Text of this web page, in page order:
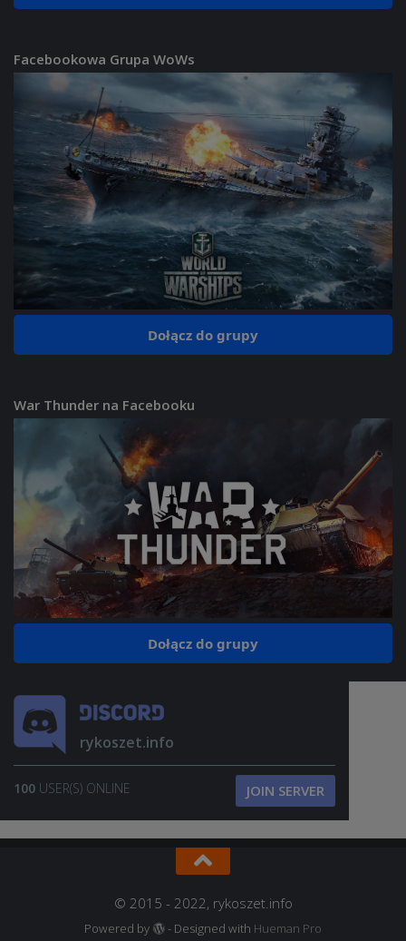
Facebookowa Grupa WoWs
Dołącz do grupy
War Thunder na Facebooku
Dołącz do grupy
rykoszet.info
100 USER(S) ONLINE JOIN SERVER
© 2015 - 2022, rykoszet.info
Powered by - Designed with Hueman Pro